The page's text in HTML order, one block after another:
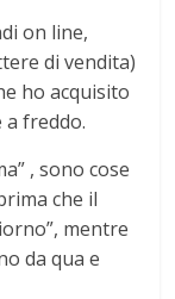
on line,
di vendita)
ho acquisito
freddo.
, sono cose
che il
mentre
da qua e